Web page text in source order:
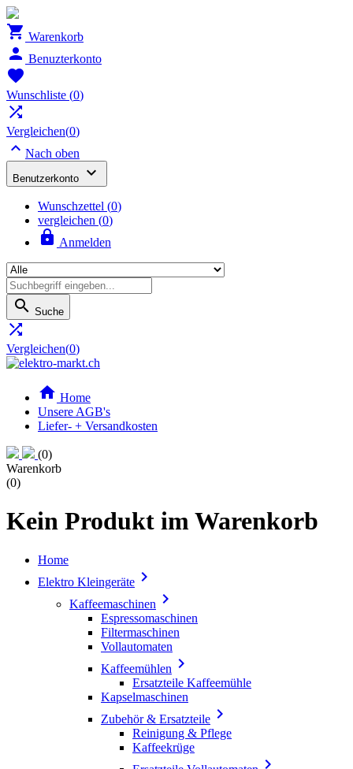
 Warenkorb
 Benuzterkonto

Wunschliste (0)

Vergleichen(0)
 Nach oben
Benutzerkonto 
Wunschzettel (0)
vergleichen (0)
 Anmelden
 Suche

Vergleichen(0)
 Home
Unsere AGB's
Liefer- + Versandkosten
(0)
Warenkorb
(0)
Kein Produkt im Warenkorb
Home
Elektro Kleingeräte 
Kaffeemaschinen 
Espressomaschinen
Filtermaschinen
Vollautomaten
Kaffeemühlen 
Ersatzteile Kaffeemühle
Kapselmaschinen
Zubehör & Ersatzteile 
Reinigung & Pflege
Kaffeekrüge
